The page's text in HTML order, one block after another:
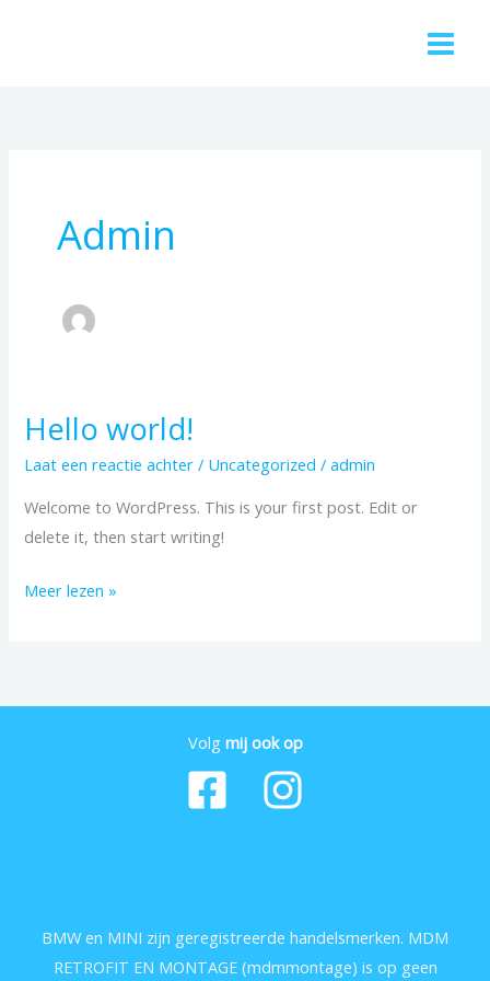
Admin
Hello world!
Laat een reactie achter / Uncategorized /admin
Welcome to WordPress. This is your first post. Edit or
delete it, then start writing!
Hello
Meer lezen »
Volg mij ook op
BMW en MINI zijn geregistreerde handelsmerken. MDM
RETROFIT EN MONTAGE (mdmmontage) is op geen